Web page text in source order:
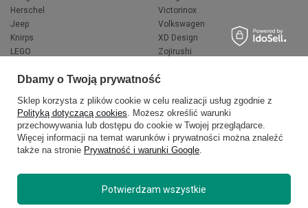
Herschel
Jeep
Knirps
LEGO
National Geographic
Victorinox
Volkswagen
XD Design
Zojirushi
VANS
Dbamy o Twoją prywatność
Sklep korzysta z plików cookie w celu realizacji usług zgodnie z
Polityką dotyczącą cookies. Możesz określić warunki
przechowywania lub dostępu do cookie w Twojej przeglądarce.
Więcej informacji na temat warunków i prywatności można znaleźć
także na stronie Prywatność i warunki Google.
Potwierdzam wszystkie